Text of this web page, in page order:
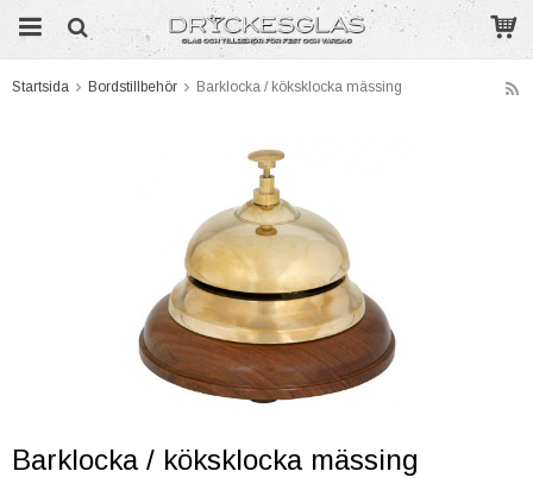
Startsida Bordstillbehör Barklocka / köksklocka mässing
Barklocka / köksklocka mässing